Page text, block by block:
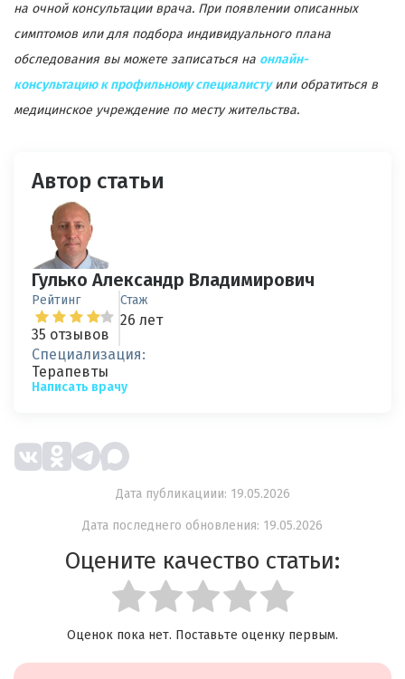
на очной консультации врача. При появлении описанных
симптомов или для подбора индивидуального плана
обследования вы можете записаться на онлайн-
консультацию к профильному специалистуили обратиться в
медицинское учреждение по месту жительства.
Автор статьи
Гулько Александр Владимирович
Рейтинг
35 отзывов
Стаж
26 лет
Специализация:
Терапевты
Написать врачу
Дата публикациии: 19.05.2026
Дата последнего обновления: 19.05.2026
Оцените качество статьи:
Оценок пока нет. Поставьте оценку первым.